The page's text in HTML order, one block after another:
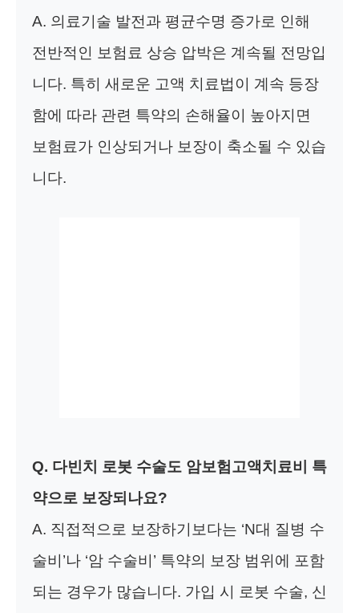
A. 의료기술 발전과 평균수명 증가로 인해
전반적인 보험료 상승 압박은 계속될 전망입
니다. 특히 새로운 고액 치료법이 계속 등장
함에 따라 관련 특약의 손해율이 높아지면
보험료가 인상되거나 보장이 축소될 수 있습
니다.
Q. 다빈치 로봇 수술도 암보험고액치료비 특
약으로 보장되나요?
A. 직접적으로 보장하기보다는 ‘N대 질병 수
술비’나 ‘암 수술비’ 특약의 보장 범위에 포함
되는 경우가 많습니다. 가입 시 로봇 수술, 신